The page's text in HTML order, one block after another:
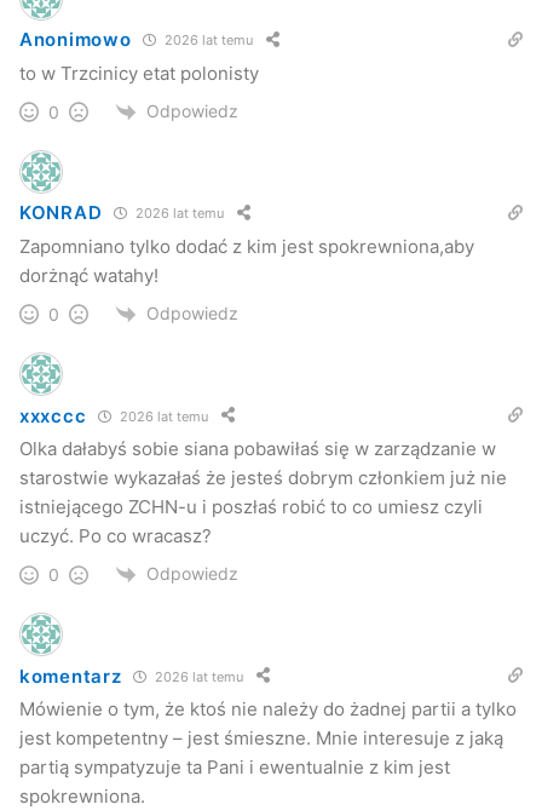
Anonimowo 2026 lat temu
to w Trzcinicy etat polonisty
0 Odpowiedz
KONRAD 2026 lat temu
Zapomniano tylko dodać z kim jest spokrewniona,aby
dorżnąć watahy!
0 Odpowiedz
xxxccc 2026 lat temu
Olka dałabyś sobie siana pobawiłaś się w zarządzanie w
starostwie wykazałaś że jesteś dobrym członkiem już nie
istniejącego ZCHN-u i poszłaś robić to co umiesz czyli
uczyć. Po co wracasz?
0 Odpowiedz
komentarz 2026 lat temu
Mówienie o tym, że ktoś nie należy do żadnej partii a tylko
jest kompetentny – jest śmieszne. Mnie interesuje z jaką
partią sympatyzuje ta Pani i ewentualnie z kim jest
spokrewniona.